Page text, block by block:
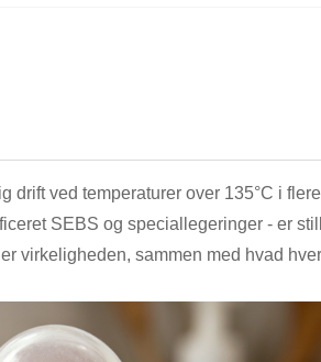
drift ved temperaturer over 135°C i
SEBS og speciallegeringer - er
virkeligheden, sammen med hvad